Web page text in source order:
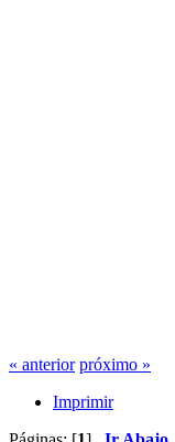
« anterior próximo »
Imprimir